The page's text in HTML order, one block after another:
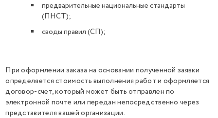
предварительные национальные стандарты
(ПНСТ);
своды правил (СП);
При оформлении заказа на основании полученной заявки
определяется стоимость выполнения работ и оформляется
договор-счет, который может быть отправлен по
электронной почте или передан непосредственно через
представителя вашей организации.